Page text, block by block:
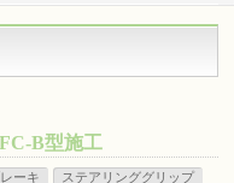
B型施工
ーキ
ステアリンググリップ